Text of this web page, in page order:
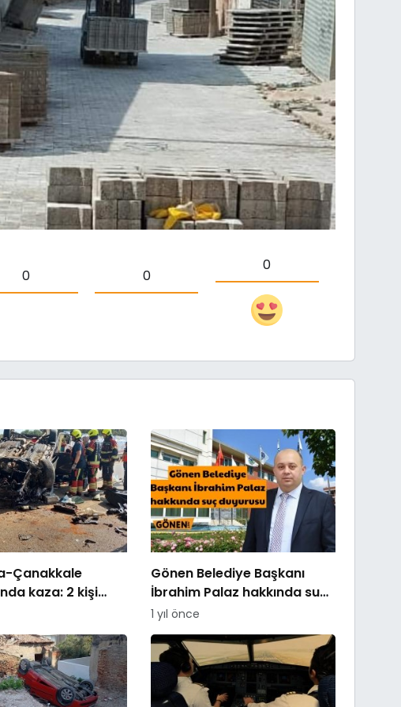
0 0
0
Çanakkale
kaza: 2 kişi
Gönen Belediye Başkanı
İbrahim Palaz hakkında suç
duyurusu
1 yıl önce